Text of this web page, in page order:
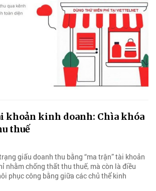
khoản kinh doanh: Chìa khóa
thuế
giấu doanh thu bằng “ma trận” tài khoản
nhằm chống thất thu thuế, mà còn là điều
phục công bằng giữa các chủ thể kinh